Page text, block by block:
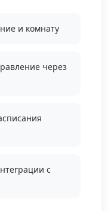
и комнату
через
с